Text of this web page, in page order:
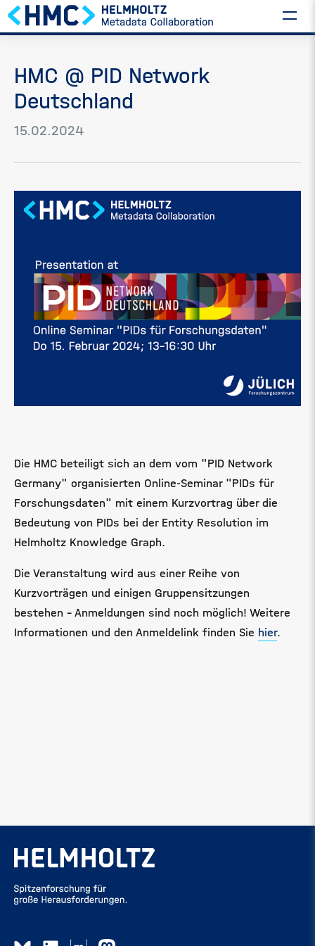
HMC @ PID Network
Deutschland
15.02.2024
Die HMC beteiligt sich an dem vom "PID Network
Germany" organisierten Online-Seminar "PIDs für
Forschungsdaten" mit einem Kurzvortrag über die
Bedeutung von PIDs bei der Entity Resolution im
Helmholtz Knowledge Graph.
Die Veranstaltung wird aus einer Reihe von
Kurzvorträgen und einigen Gruppensitzungen
bestehen - Anmeldungen sind noch möglich! Weitere
Informationen und den Anmeldelink finden Sie hier.